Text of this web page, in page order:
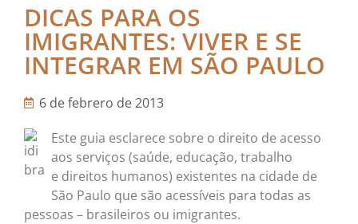
DICAS PARA OS
IMIGRANTES: VIVER E SE
INTEGRAR EM SÃO PAULO
6 de febrero de 2013
Este guia esclarece sobre o direito de acesso
aos serviços (saúde, educação, trabalho
e direitos humanos) existentes na cidade de
São Paulo que são acessíveis para todas as
pessoas – brasileiros ou imigrantes.